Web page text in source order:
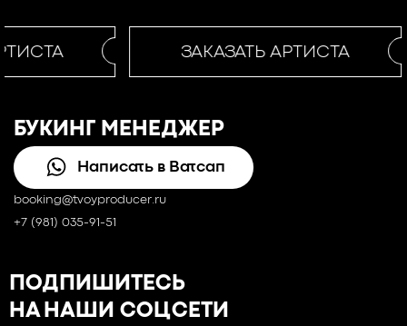
ЗАКАЗАТЬ АРТИСТА
БУКИНГ МЕНЕДЖЕР
Написать в Ватсап
booking@tvoyproducer.ru
+7 (981) 035-91-51
ПОДПИШИТЕСЬ
НА НАШИ СОЦСЕТИ